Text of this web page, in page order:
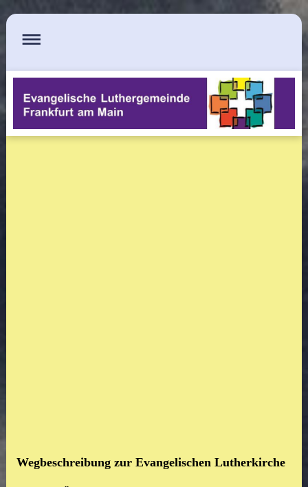
Wegbeschreibung zur Evangelischen Lutherkirche